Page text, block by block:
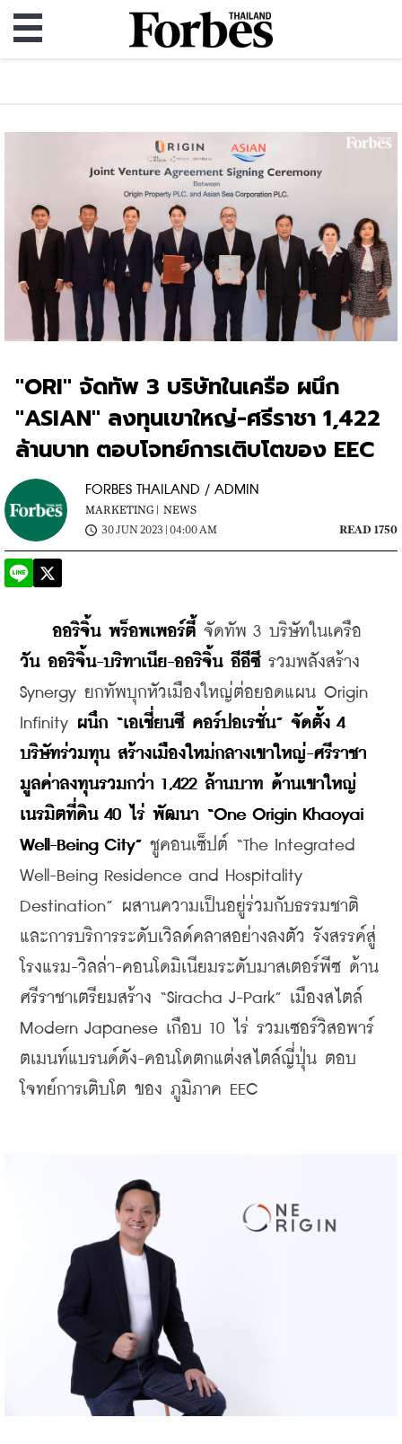
"ORI" จัดทัพ 3 บริษัทในเครือ ผนึก
"ASIAN" ลงทุนเขาใหญ่-ศรีราชา 1,422
ล้านบาท ตอบโจทย์การเติบโตของ EEC
FORBES THAILAND / ADMIN
MARKETING |
NEWS
30 JUN 2023 | 04:00 AM
READ 1750
ออริจิ้น พร็อพเพอร์ตี้
วัน ออริจิ้น-บริทาเนีย-ออริจิ้น อีอีซี รวมพลังสร้าง
Synergy ยกทัพบุกหัวเมืองใหญ่ต่อยอดแผน Origin
Infinity ผนึก “เอเชี่ยนซี คอร์ปอเรชั่น” จัดตั้ง 4
บริษัทร่วมทุน สร้างเมืองใหม่กลางเขาใหญ่-ศรีราชา
มูลค่าลงทุนรวมกว่า 1,422 ล้านบาท ด้านเขาใหญ่
เนรมิตที่ดิน 40 ไร่ พัฒนา “One Origin Khaoyai
Well-Being City” ชูคอนเซ็ปต์ “The Integrated
Well-Being Residence and Hospitality
Destination” ผสานความเป็นอยู่ร่วมกับธรรมชาติ
และการบริการระดับเวิลด์คลาสอย่างลงตัว รังสรรค์สู่
โรงแรม-วิลล่า-คอนโดมิเนียมระดับมาสเตอร์พีซ ด้าน
ศรีราชาเตรียมสร้าง “Siracha J-Park” เมืองสไตล์
Modern Japanese เกือบ 10 ไร่ รวมเซอร์วิสอพาร์
ตเมนท์แบรนด์ดัง-คอนโดตกแต่งสไตล์ญี่ปุ่น ตอบ
โจทย์การเติบโต ของ ภูมิภาค EEC